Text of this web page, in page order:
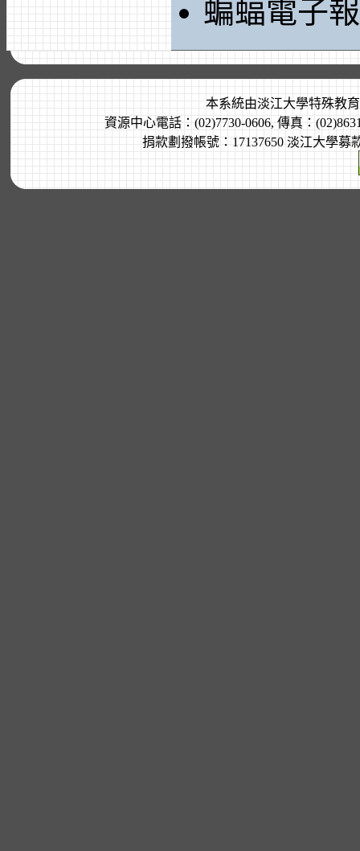
蝙蝠電子
本系統由淡江大學特殊教
資源中心電話：(02)7730-0606, 傳真：
捐款劃撥帳號：17137650 淡江大學